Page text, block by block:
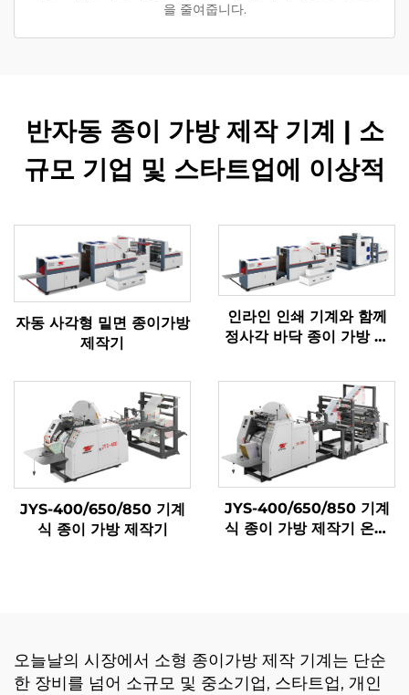
을 줄여줍니다.
반자동 종이 가방 제작 기계 | 소
규모 기업 및 스타트업에 이상적
자동 사각형 밑면 종이가방
제작기
인라인 인쇄 기계와 함께
정사각 바닥 종이 가방 기
JYS-400/650/850 기계
식 종이 가방 제작기
JYS-400/650/850 기계
식 종이 가방 제작기 온라
오늘날의 시장에서 소형 종이가방 제작 기계는 단순
한 장비를 넘어 소규모 및 중소기업, 스타트업, 개인